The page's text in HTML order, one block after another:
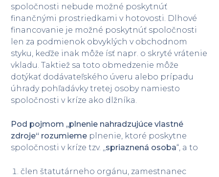
spoločnosti nebude možné poskytnúť
finančnými prostriedkami v hotovosti. Dlhové
financovanie je možné poskytnúť spoločnosti
len za podmienok obvyklých v obchodnom
styku, keďže inak môže ísť napr. o skryté vrátenie
vkladu. Taktiež sa toto obmedzenie môže
dotýkať dodávateľského úveru alebo prípadu
úhrady pohľadávky tretej osoby namiesto
spoločnosti v kríze ako dlžníka.
Pod pojmom ,,plnenie nahradzujúce vlastné
zdroje“ rozumieme plnenie, ktoré poskytne
spoločnosti v kríze tzv. ,,spriaznená osoba“, a to
člen štatutárneho orgánu, zamestnanec